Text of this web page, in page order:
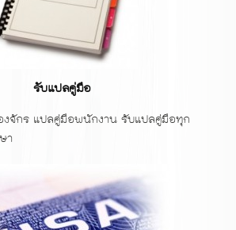
รับแปลคู่มือ
งจักร แปลคู่มือพนักงาน รับแปลคู่มือทุก
า